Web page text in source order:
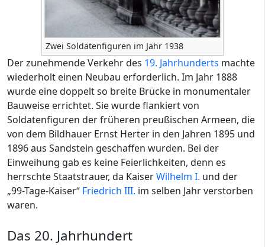
Zwei Soldatenfiguren im Jahr 1938
Der zunehmende Verkehr des 19. Jahrhunderts machte
wiederholt einen Neubau erforderlich. Im Jahr 1888
wurde eine doppelt so breite Brücke in monumentaler
Bauweise errichtet. Sie wurde flankiert von
Soldatenfiguren der früheren preußischen Armeen, die
von dem Bildhauer Ernst Herter in den Jahren 1895 und
1896 aus Sandstein geschaffen wurden. Bei der
Einweihung gab es keine Feierlichkeiten, denn es
herrschte Staatstrauer, da KaiserWilhelm I. und der
„99-Tage-Kaiser“ Friedrich III. im selben Jahr verstorben
waren.
Das 20. Jahrhundert